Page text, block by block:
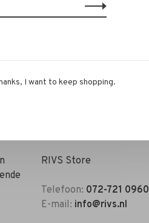
RIVS Store
Telefoon: 072-721 0960
E-mail: info@rivs.nl
I want to keep shopping.